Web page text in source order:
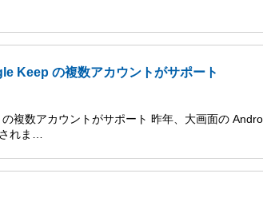
Keep の複数アカウントがサポート
複数アカウントがサポート 昨年、大画面の
れま…